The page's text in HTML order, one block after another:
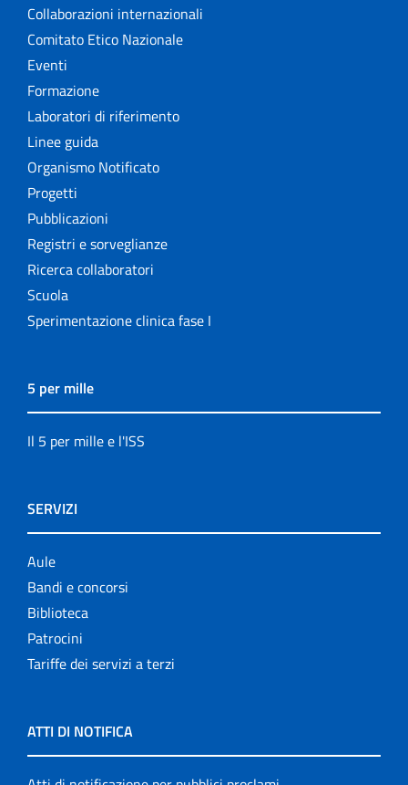
Collaborazioni internazionali
Comitato Etico Nazionale
Eventi
Formazione
Laboratori di riferimento
Linee guida
Organismo Notificato
Progetti
Pubblicazioni
Registri e sorveglianze
Ricerca collaboratori
Scuola
Sperimentazione clinica fase I
5 per mille
Il 5 per mille e l'ISS
SERVIZI
Aule
Bandi e concorsi
Biblioteca
Patrocini
Tariffe dei servizi a terzi
ATTI DI NOTIFICA